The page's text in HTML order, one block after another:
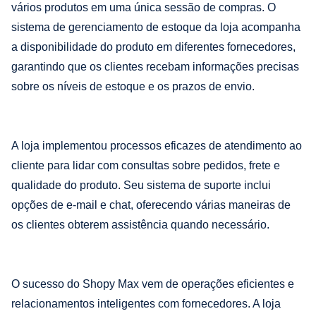
vários produtos em uma única sessão de compras. O
sistema de gerenciamento de estoque da loja acompanha
a disponibilidade do produto em diferentes fornecedores,
garantindo que os clientes recebam informações precisas
sobre os níveis de estoque e os prazos de envio.
A loja implementou processos eficazes de atendimento ao
cliente para lidar com consultas sobre pedidos, frete e
qualidade do produto. Seu sistema de suporte inclui
opções de e-mail e chat, oferecendo várias maneiras de
os clientes obterem assistência quando necessário.
O sucesso do Shopy Max vem de operações eficientes e
relacionamentos inteligentes com fornecedores. A loja